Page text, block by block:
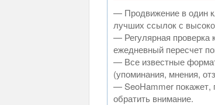
— Продвижение в один
лучших ссылок с
— Регулярная проверка
ежедневный пересчет
— Все известные
(упоминания, мнения,
— SeoHammer покажет,
обратить внимание.